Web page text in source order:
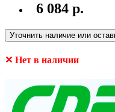
6 084 р.
Уточнить наличие или
✕ Нет в наличии